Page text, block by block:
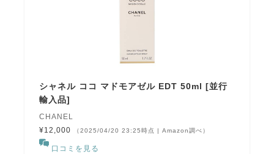
シャネル ココ マドモアゼル EDT 50ml [並行
輸入品]
CHANEL
¥12,000
（2025/04/20 23:25時点 | Amazon調べ）
口コミを見る